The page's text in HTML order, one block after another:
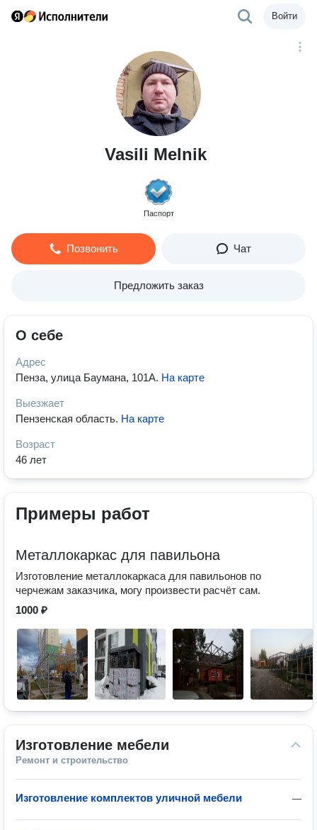
Войти
Vasili Melnik
Паспорт
Позвонить Чат
Предложить заказ
О себе
Адрес
Пенза, улица Баумана, 101А. На карте
Выезжает
Пензенская область. На карте
Возраст
46 лет
Примеры работ
Металлокаркас для павильона
Изготовление металлокаркаса для павильонов по
черчежам заказчика, могу произвести расчёт сам.
1000 ₽
Изготовление мебели
Ремонт и строительство
—
Изготовление комплектов уличной мебели